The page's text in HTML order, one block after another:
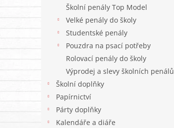
Školní penály Top Model
Velké penály do školy
Studentské penály
Pouzdra na psací potřeby
Rolovací penály do školy
Výprodej a slevy školních penálů
Školní doplňky
Papírnictví
Párty doplňky
Kalendáře a diáře